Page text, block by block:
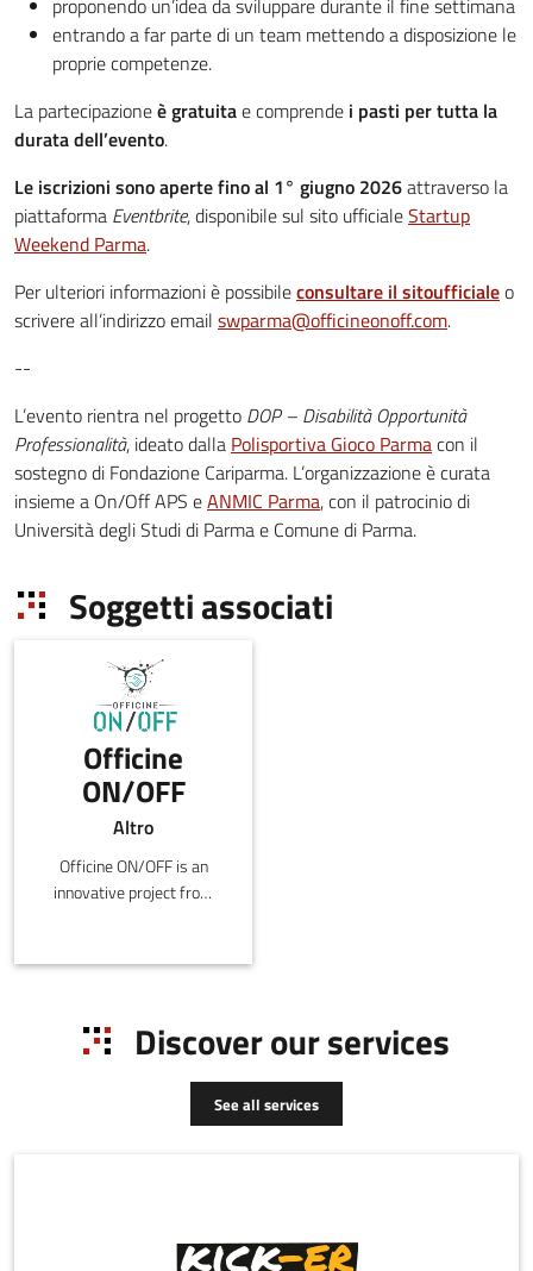
proponendo un’idea da sviluppare durante il fine settimana
entrando a far parte di un team mettendo a disposizione le
proprie competenze.
La partecipazioneè gratuitae comprende i pasti per tutta la
durata dell’evento.
Le iscrizioni sono aperte fino al 1° giugno 2026attraverso la
piattaforma Eventbrite, disponibile sul sito ufficialeStartup
Weekend Parma.
Per ulteriori informazioni è possibileconsultare il sitoufficialeo
scrivere all’indirizzo email swparma@officineonoff.com.
--
L’evento rientra nel progetto DOP – Disabilità Opportunità
Professionalità, ideato dalla Polisportiva Gioco Parmacon il
sostegno di Fondazione Cariparma. L’organizzazione è curata
insieme a On/Off APS eANMIC Parma, con il patrocinio di
Università degli Studi di Parma e Comune di Parma.
Soggetti associati
Officine
ON/OFF
Altro
Officine ON/OFF is an
innovative project from
Municipality of Parma. It
by the social cooperative
Gruppo Scuola in
collaboration with the
ON/OFF Social Promotion
Discover our services
See all services